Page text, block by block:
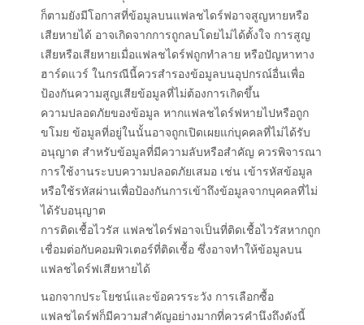
ก็ตามยังมีโอกาสที่ข้อมูลบนแฟลชไดร์ฟอาจสูญหายหรือ
เสียหายได้ อาจเกิดจากการถูกลบโดยไม่ได้ตั้งใจ การสูญ
เสียหรือเสียหายเมื่อแฟลชไดร์ฟถูกทำลาย หรือปัญหาทาง
ฮาร์ดแวร์ ในกรณีนี้ควรสำรองข้อมูลบนอุปกรณ์อื่นเพื่อ
ป้องกันความสูญเสียข้อมูลที่ไม่ต้องการเกิดขึ้น
ความปลอดภัยของข้อมูล หากแฟลชไดร์ฟหายไปหรือถูก
ขโมย ข้อมูลที่อยู่ในนั้นอาจถูกเปิดเผยแก่บุคคลที่ไม่ได้รับ
อนุญาต สำหรับข้อมูลที่มีความลับหรือสำคัญ ควรพิจารณา
การใช้งานระบบความปลอดภัยเสมอ เช่น เข้ารหัสข้อมูล
หรือใช้รหัสผ่านเพื่อป้องกันการเข้าถึงข้อมูลจากบุคคลที่ไม่
ได้รับอนุญาต
การติดเชื้อไวรัส แฟลชไดร์ฟอาจเป็นที่ติดเชื้อไวรัสหากถูก
เชื่อมต่อกับคอมพิวเตอร์ที่ติดเชื้อ ซึ่งอาจทำให้ข้อมูลบน
แฟลชไดร์ฟเสียหายได้
นอกจากประโยชน์และข้อควรระวัง การเลือกซื้อ
แฟลชไดร์ฟก็มีความสำคัญอย่างมากที่ควรคำนึงถึงดังนี้